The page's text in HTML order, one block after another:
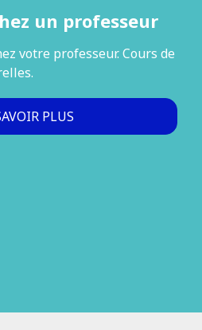
un professeur
votre professeur. Cours de
PLUS